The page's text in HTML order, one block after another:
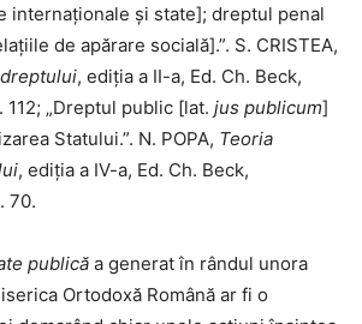
internaţionale şi state]; dreptul penal
de apărare socială].”. S. CRISTEA,
, ediția a II-a, Ed. Ch. Beck,
112; „Dreptul public [lat. jus publicum]
Statului.”. N. POPA, Teoria
, ediția a IV-a, Ed. Ch. Beck,
70.
publică a generat în rândul unora
Ortodoxă Română ar fi o